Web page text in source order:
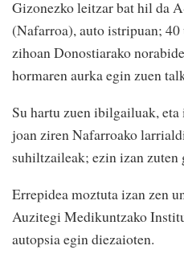
Gizonezko leitzar bat hil da
(Nafarroa), auto istripuan;
zihoan Donostiarako
hormaren aurka egin zuen
Su hartu zuen ibilgailuak,
joan ziren Nafarroako
suhiltzaileak; ezin izan zuten
Errepidea moztuta izan zen
Auzitegi Medikuntzako
autopsia egin diezaioten.